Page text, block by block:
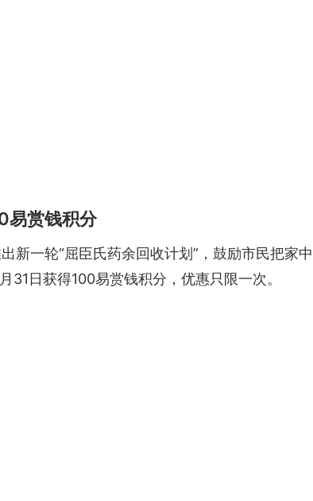
易赏钱积分
新一轮“屈臣氏药余回收计划”，鼓励市民把家
日获得100易赏钱积分，优惠只限一次。